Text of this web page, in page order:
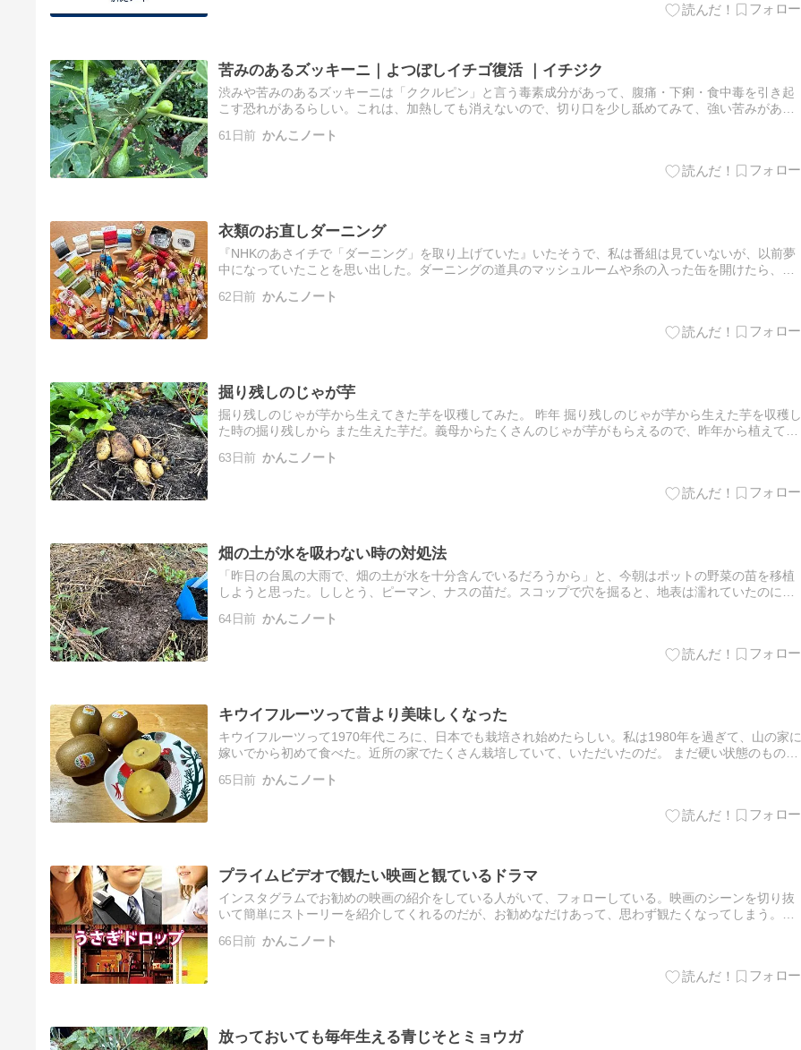
苦みのあるズッキーニ｜よつぼしイチゴ復活 ｜イチジク
渋みや苦みのあるズッキーニは「ククルピン」と言う毒素成分があって、腹痛・下痢・食中毒を引き起
こす恐れがあるらしい。これは、加熱しても消えないので、切り口を少し舐めてみて、強い苦みがあっ
とは…
61日前 かんこノート
衣類のお直しダーニング
『NHKのあさイチで「ダーニング」を取り上げていた』いたそうで、私は番組は見ていないが、以前夢
中になっていたことを思い出した。ダーニングの道具のマッシュルームや糸の入った缶を開けたら、ま
…
62日前 かんこノート
掘り残しのじゃが芋
掘り残しのじゃが芋から生えてきた芋を収穫してみた。 昨年 掘り残しのじゃが芋から生えた芋を収穫し
た時の掘り残しから また生えた芋だ。義母からたくさんのじゃが芋がもらえるので、昨年から植えてい
63日前 かんこノート
畑の土が水を吸わない時の対処法
「昨日の台風の大雨で、畑の土が水を十分含んでいるだろうから」と、今朝はポットの野菜の苗を移植
しようと思った。ししとう、ピーマン、ナスの苗だ。スコップで穴を掘ると、地表は濡れていたのに、
ん…
64日前 かんこノート
キウイフルーツって昔より美味しくなった
キウイフルーツって1970年代ころに、日本でも栽培され始めたらしい。私は1980年を過ぎて、山の家に
嫁いでから初めて食べた。近所の家でたくさん栽培していて、いただいたのだ。 まだ硬い状態のもの
65日前 かんこノート
プライムビデオで観たい映画と観ているドラマ
インスタグラムでお勧めの映画の紹介をしている人がいて、フォローしている。映画のシーンを切り抜
いて簡単にストーリーを紹介してくれるのだが、お勧めなだけあって、思わず観たくなってしまう。観
観ら…
66日前 かんこノート
放っておいても毎年生える青じそとミョウガ